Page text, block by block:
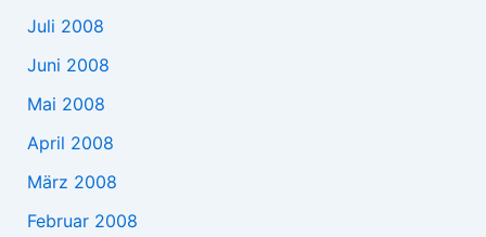
Juli 2008
Juni 2008
Mai 2008
April 2008
März 2008
Februar 2008